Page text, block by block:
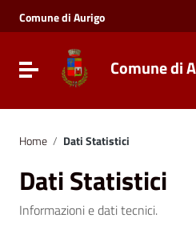
Vai al menu di navigazione
Vai al footer
Comune di Aurigo
Toggle navigationComune di
Home / Dati Statistici
Dati Statistici
Informazioni e dati tecnici.